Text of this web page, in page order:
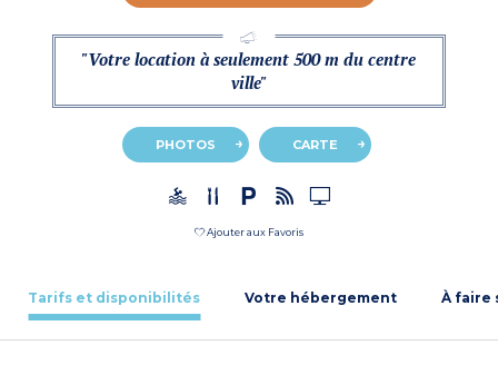
"Votre location à seulement 500 m du centre
ville"
PHOTOS CARTE
Ajouter aux Favoris
Tarifs et disponibilités Votre hébergement À faire